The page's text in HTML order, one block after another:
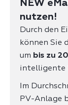
NEW
nutzen!
Durch den
können Sie
um bis zu
intelligente
Im
PV-Anlage